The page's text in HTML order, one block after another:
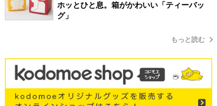
ホッとひと息。箱がかわいい「ティーバッ
グ」
もっと読む